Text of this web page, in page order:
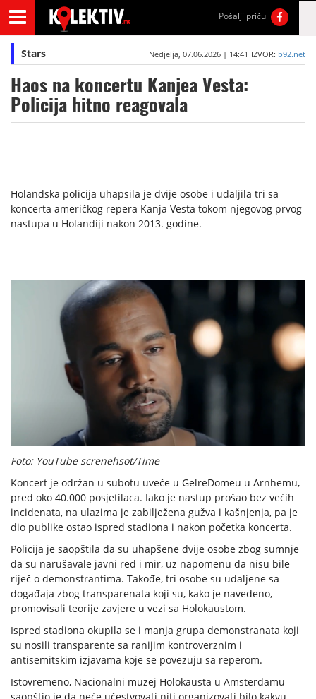
Pošalji priču
Stars Nedjelja, 07.06.2026 | 14:41 IZVOR: b92.net
Haos na koncertu Kanjea Vesta:
Policija hitno reagovala
Holandska policija uhapsila je dvije osobe i udaljila tri sa
koncerta američkog repera Kanja Vesta tokom njegovog prvog
nastupa u Holandiji nakon 2013. godine.
Foto: YouTube screnehsot/Time
Koncert je održan u subotu uveče u GelreDomeu u Arnhemu,
pred oko 40.000 posjetilaca. Iako je nastup prošao bez većih
incidenata, na ulazima je zabilježena gužva i kašnjenja, pa je
dio publike ostao ispred stadiona i nakon početka koncerta.
Policija je saopštila da su uhapšene dvije osobe zbog sumnje
da su narušavale javni red i mir, uz napomenu da nisu bile
riječ o demonstrantima. Takođe, tri osobe su udaljene sa
događaja zbog transparenata koji su, kako je navedeno,
promovisali teorije zavjere u vezi sa Holokaustom.
Ispred stadiona okupila se i manja grupa demonstranata koji
su nosili transparente sa ranijim kontroverznim i
antisemitskim izjavama koje se povezuju sa reperom.
Istovremeno, Nacionalni muzej Holokausta u Amsterdamu